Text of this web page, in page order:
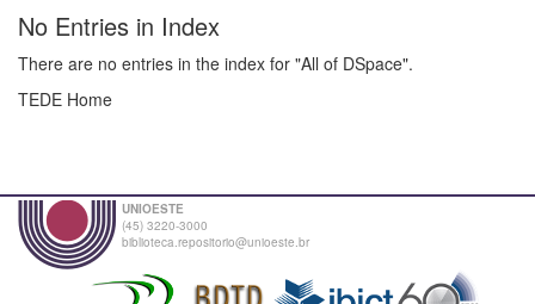
No Entries in Index
There are no entries in the index for "All of DSpace".
TEDE Home
UNIOESTE
(45) 3220-3000
biblioteca.repositorio@unioeste.br